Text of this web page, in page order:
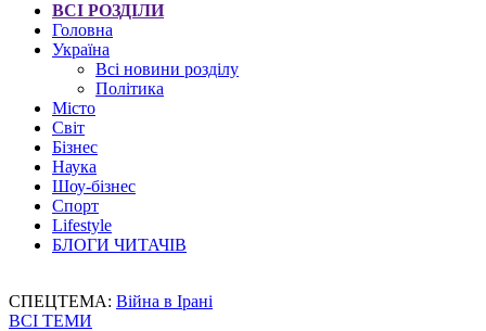
ВСІ РОЗДІЛИ
Головна
Україна
Всі новини розділу
Політика
Місто
Світ
Бізнес
Наука
Шоу-бізнес
Спорт
Lifestyle
БЛОГИ ЧИТАЧІВ
СПЕЦТЕМА: Війна в Ірані
ВСІ ТЕМИ